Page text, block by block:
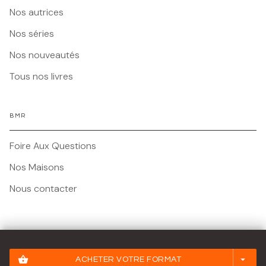
shopping_basket ACHETER VOTRE FORMAT arrow_drop_down
Nos autrices
Nos séries
Nos nouveautés
Tous nos livres
BMR
Foire Aux Questions
Nos Maisons
Nous contacter
Mentions légales